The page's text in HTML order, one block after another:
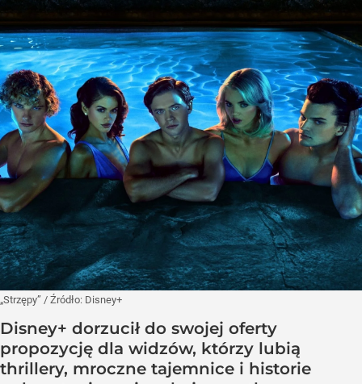
„Strzępy” / Źródło: Disney+
Disney+ dorzucił do swojej oferty
propozycję dla widzów, którzy lubią
thrillery, mroczne tajemnice i historie